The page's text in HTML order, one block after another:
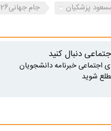
پزشکیان
جام جهانی2026
دنبال کنید
اجتماعی خبرنامه دانشجویان
شوید